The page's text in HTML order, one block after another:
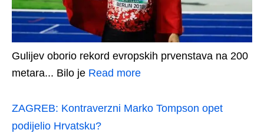
Gulijev oborio rekord evropskih prvenstava na 200
metara... Bilo je Read more
ZAGREB: Kontraverzni Marko Tompson opet
podijelio Hrvatsku?